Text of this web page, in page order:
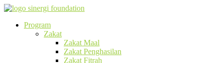
Program
Zakat
Zakat Maal
Zakat Penghasilan
Zakat Fitrah